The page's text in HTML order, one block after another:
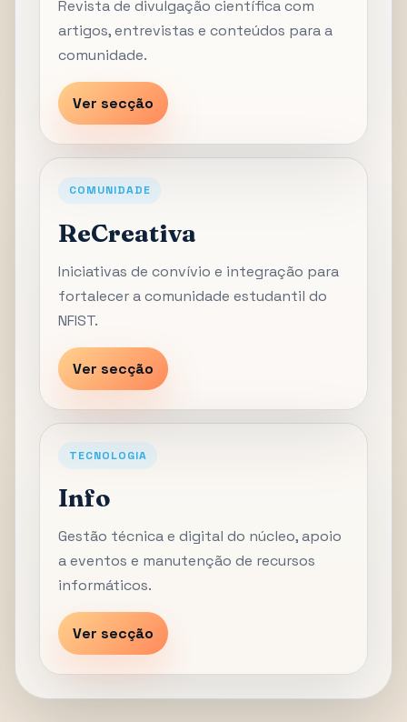
Revista de divulgação científica com
artigos, entrevistas e conteúdos para a
comunidade.
Ver secção
COMUNIDADE
ReCreativa
Iniciativas de convívio e integração para
fortalecer a comunidade estudantil do
NFIST.
Ver secção
TECNOLOGIA
Info
Gestão técnica e digital do núcleo, apoio
a eventos e manutenção de recursos
informáticos.
Ver secção